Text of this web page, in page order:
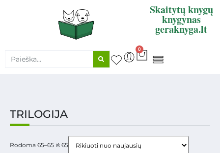
Skaitytų knygų
knygynas
geraknyga.lt
0
TRILOGIJA
Rodoma 65–65 iš 65